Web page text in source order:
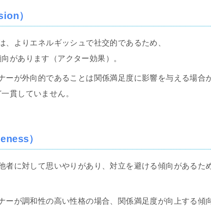
）
、よりエネルギッシュで社交的であるため、
があります（アクター効果）。
ーが外向的であることは関係満足度に影響を与える場合
貫していません。
）
者に対して思いやりがあり、対立を避ける傾向があるた
ーが調和性の高い性格の場合、関係満足度が向上する傾